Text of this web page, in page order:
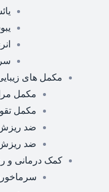
مکمل های
مکمل
مکمل
ضد ریزش
ضد ریزش
کمک درمانی و